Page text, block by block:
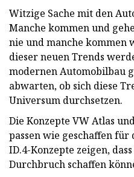
Witzige Sache mit den
Manche kommen und
nie und manche kommen
dieser neuen Trends
modernen Automobilbau
abwarten, ob sich diese
Universum durchsetzen.
Die Konzepte VW Atlas
passen wie geschaffen
ID.4-Konzepte zeigen,
Durchbruch schaffen